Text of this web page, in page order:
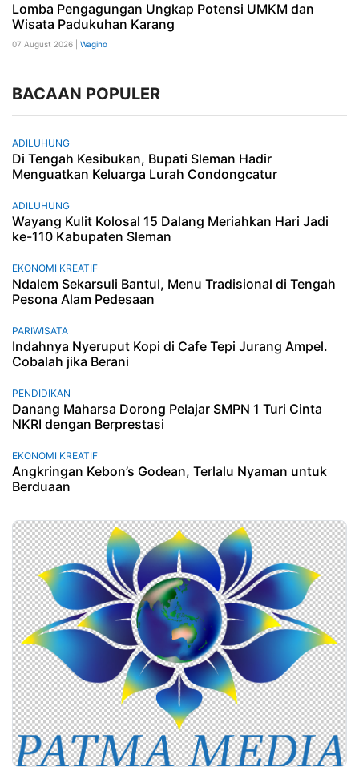
Lomba Pengagungan Ungkap Potensi UMKM dan
Wisata Padukuhan Karang
07 August 2026 | Wagino
BACAAN POPULER
ADILUHUNG
Di Tengah Kesibukan, Bupati Sleman Hadir
Menguatkan Keluarga Lurah Condongcatur
ADILUHUNG
Wayang Kulit Kolosal 15 Dalang Meriahkan Hari Jadi
ke-110 Kabupaten Sleman
EKONOMI KREATIF
Ndalem Sekarsuli Bantul, Menu Tradisional di Tengah
Pesona Alam Pedesaan
PARIWISATA
Indahnya Nyeruput Kopi di Cafe Tepi Jurang Ampel.
Cobalah jika Berani
PENDIDIKAN
Danang Maharsa Dorong Pelajar SMPN 1 Turi Cinta
NKRI dengan Berprestasi
EKONOMI KREATIF
Angkringan Kebon’s Godean, Terlalu Nyaman untuk
Berduaan